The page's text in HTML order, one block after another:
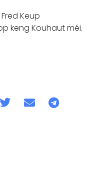
Keup
keng Kouhaut méi.